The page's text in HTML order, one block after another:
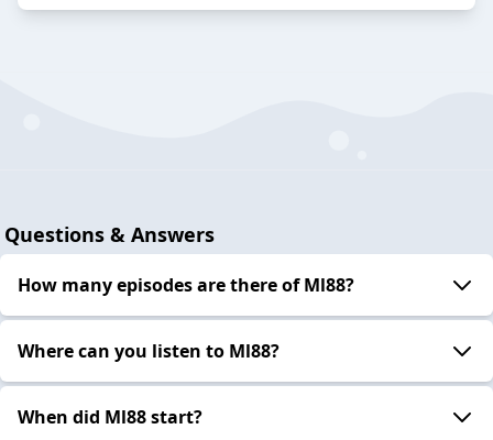
Questions & Answers
How many episodes are there of Ml88?
Where can you listen to Ml88?
When did Ml88 start?